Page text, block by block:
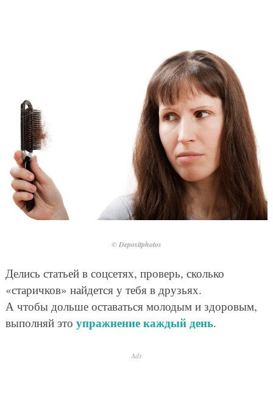
© Depositphotos
Делись статьей в соцсетях, проверь, сколько
«старичков» найдется у тебя в друзьях.
А чтобы дольше оставаться молодым и здоровым,
выполняй это упражнение каждый день.
Ads